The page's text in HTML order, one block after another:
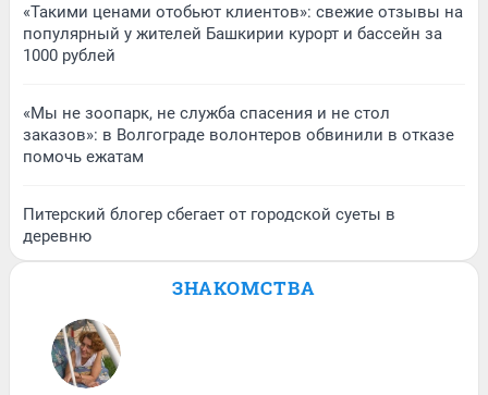
«Такими ценами отобьют клиентов»: свежие отзывы на
популярный у жителей Башкирии курорт и бассейн за
1000 рублей
«Мы не зоопарк, не служба спасения и не стол
заказов»: в Волгограде волонтеров обвинили в отказе
помочь ежатам
Питерский блогер сбегает от городской суеты в
деревню
ЗНАКОМСТВА